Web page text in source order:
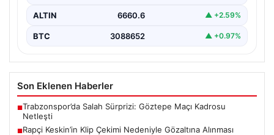
ALTIN 6660.6 ▲ +2.59%
BTC 3088652 ▲ +0.97%
Son Eklenen Haberler
■Trabzonspor’da Salah Sürprizi: Göztepe Maçı Kadrosu
Netleşti
■Rapçi Keskin’in Klip Çekimi Nedeniyle Gözaltına Alınması